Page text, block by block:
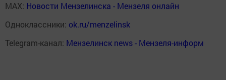
MAX: Новости Мензелинска - Мензеля онлайн
Одноклассники: ok.ru/menzelinsk
Telegram-канал: Мензелинск news - Мензеля-информ